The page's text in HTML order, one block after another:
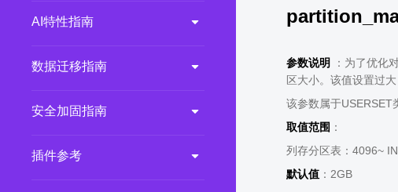
AI特性指南
数据迁移指南
安全加固指南
插件参考
参数说明
：为了优化
区大小。该值设置过
该参数属于USERSET
取值范围 ：
列存分区表：4096~
默认值 ：2GB